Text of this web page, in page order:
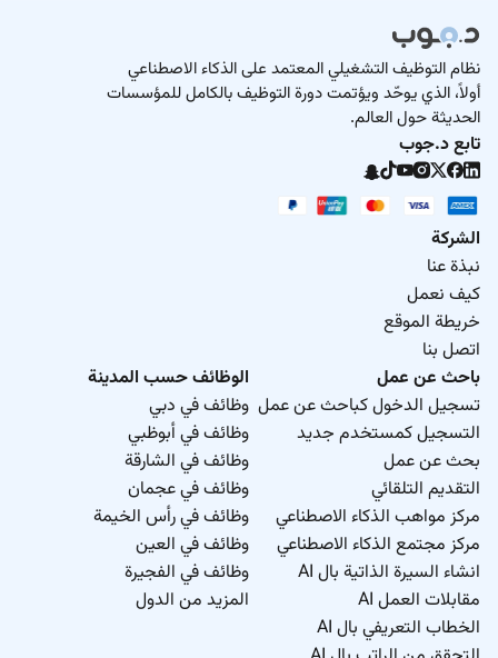
نظام التوظيف التشغيلي المعتمد على الذكاء الاصطناعي
أولاً، الذي يوحّد ويؤتمت دورة التوظيف بالكامل للمؤسسات
الحديثة حول العالم.
تابع د.جوب
الشركة
نبذة عنا
كيف نعمل
خريطة الموقع
اتصل بنا
باحث عن عمل
تسجيل الدخول كباحث عن عمل
التسجيل كمستخدم جديد
بحث عن عمل
التقديم التلقائي
مركز مواهب الذكاء الاصطناعي
مركز مجتمع الذكاء الاصطناعي
انشاء السيرة الذاتية بال AI
مقابلات العمل AI
الخطاب التعريفي بال AI
الوظائف حسب المدينة
وظائف في دبي
وظائف في أبوظبي
وظائف في الشارقة
وظائف في عجمان
وظائف في رأس الخيمة
وظائف في العين
وظائف في الفجيرة
المزيد من الدول